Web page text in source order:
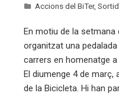
Accions del BiTer,
En motiu de la setmana
organitzat una
carrers en homenatge
El diumenge 4 de març,
de la Bicicleta. Hi han